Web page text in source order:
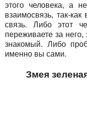
этого человека, а
взаимосвязь, так-
связь. Либо этот
переживаете за
знакомый. Либо
именно вы сами.
Змея